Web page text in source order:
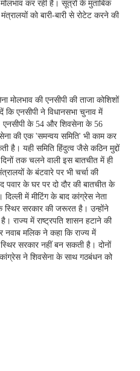
कर रही है। सूत्रों के मुताबिक
को बारी-बारी से रोटेट करने की
मोलभाव की एनसीपी की ताजा कोशिशों
एनसीपी ने विधानसभा चुनाव में
एनसीपी के 54 और शिवसेना के 56
की एक 'समन्‍वय समिति' भी काम कर
है। यही समिति हिंदुत्‍व जैसे कठिन मुद्दों
तक चलने वाली इस बातचीत में ही
के बंटवारे पर भी चर्चा की
पवार के घर पर दो दौर की बातचीत के
दिल्ली में मीटिंग के बाद कांग्रेस नेता
स्थिर सरकार की जरूरत है। उन्होंने
राज्य में राष्ट्रपति शासन हटाने की
मलिक ने कहा कि राज्य में
सरकार नहीं बन सकती है। दोनों
ने शिवसेना के साथ गठबंधन को